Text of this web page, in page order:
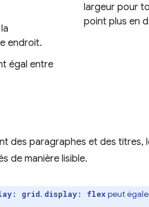
endroit.
égal entre
largeur pour
point plus en
des paragraphes et des titres,
de manière lisible.
grid. display: flex peut